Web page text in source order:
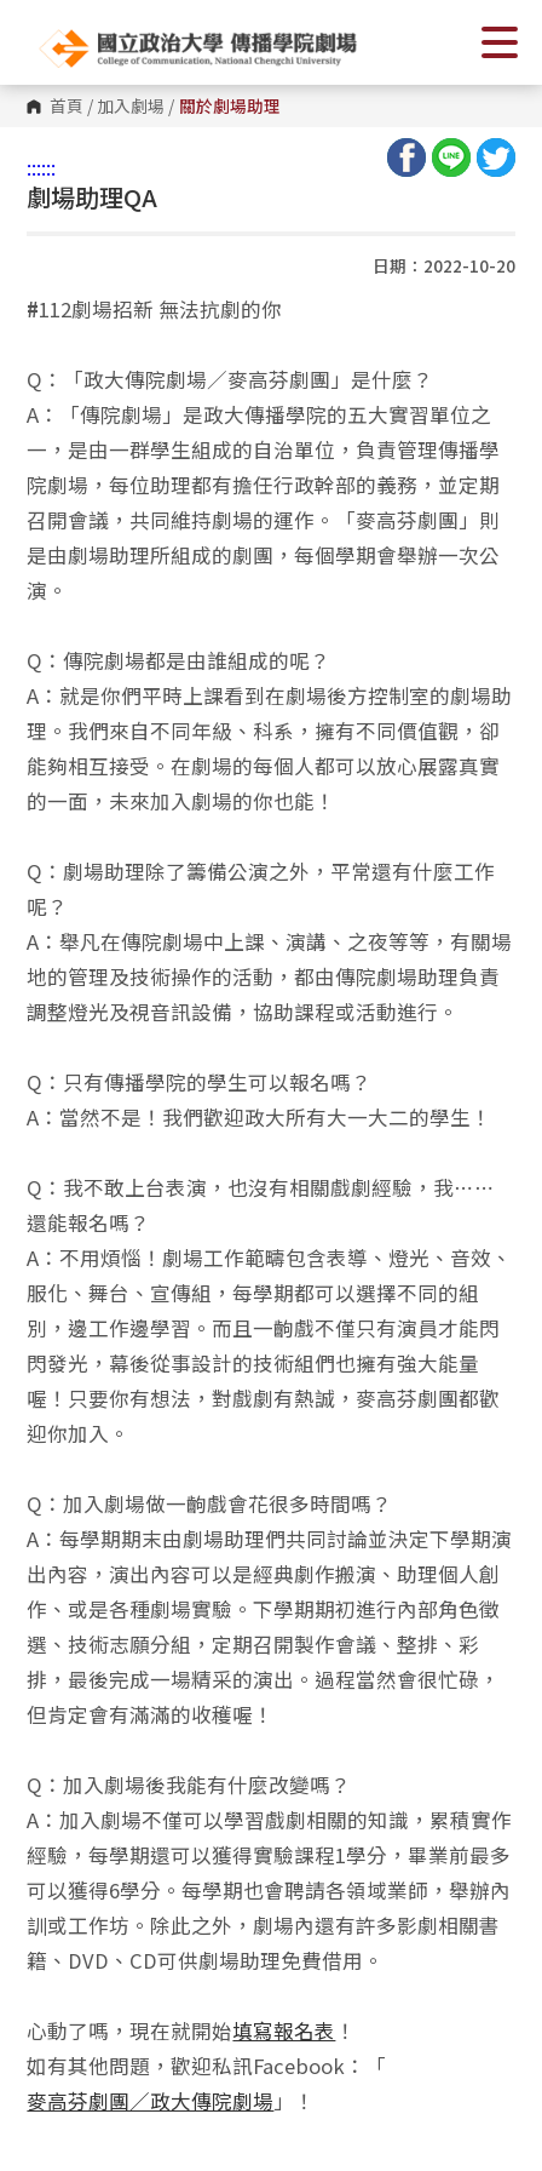
首頁 / 加入劇場 / 關於劇場助理
::::::
劇場助理QA
日期：2022-10-20
#112劇場招新 無法抗劇的你
Q：「政大傳院劇場／麥高芬劇團」是什麼？
A：「傳院劇場」是政大傳播學院的五大實習單位之
一，是由一群學生組成的自治單位，負責管理傳播學
院劇場，每位助理都有擔任行政幹部的義務，並定期
召開會議，共同維持劇場的運作。「麥高芬劇團」則
是由劇場助理所組成的劇團，每個學期會舉辦一次公
演。
Q：傳院劇場都是由誰組成的呢？
A：就是你們平時上課看到在劇場後方控制室的劇場助
理。我們來自不同年級、科系，擁有不同價值觀，卻
能夠相互接受。在劇場的每個人都可以放心展露真實
的一面，未來加入劇場的你也能！
Q：劇場助理除了籌備公演之外，平常還有什麼工作
呢？
A：舉凡在傳院劇場中上課、演講、之夜等等，有關場
地的管理及技術操作的活動，都由傳院劇場助理負責
調整燈光及視音訊設備，協助課程或活動進行。
Q：只有傳播學院的學生可以報名嗎？
A：當然不是！我們歡迎政大所有大一大二的學生！
Q：我不敢上台表演，也沒有相關戲劇經驗，我⋯⋯
還能報名嗎？
A：不用煩惱！劇場工作範疇包含表導、燈光、音效、
服化、舞台、宣傳組，每學期都可以選擇不同的組
別，邊工作邊學習。而且一齣戲不僅只有演員才能閃
閃發光，幕後從事設計的技術組們也擁有強大能量
喔！只要你有想法，對戲劇有熱誠，麥高芬劇團都歡
迎你加入。
Q：加入劇場做一齣戲會花很多時間嗎？
A：每學期期末由劇場助理們共同討論並決定下學期演
出內容，演出內容可以是經典劇作搬演、助理個人創
作、或是各種劇場實驗。下學期期初進行內部角色徵
選、技術志願分組，定期召開製作會議、整排、彩
排，最後完成一場精采的演出。過程當然會很忙碌，
但肯定會有滿滿的收穫喔！
Q：加入劇場後我能有什麼改變嗎？
A：加入劇場不僅可以學習戲劇相關的知識，累積實作
經驗，每學期還可以獲得實驗課程1學分，畢業前最多
可以獲得6學分。每學期也會聘請各領域業師，舉辦內
訓或工作坊。除此之外，劇場內還有許多影劇相關書
籍、DVD、CD可供劇場助理免費借用。
心動了嗎，現在就開始填寫報名表 ！
如有其他問題，歡迎私訊Facebook：「
麥高芬劇團／政大傳院劇場」！